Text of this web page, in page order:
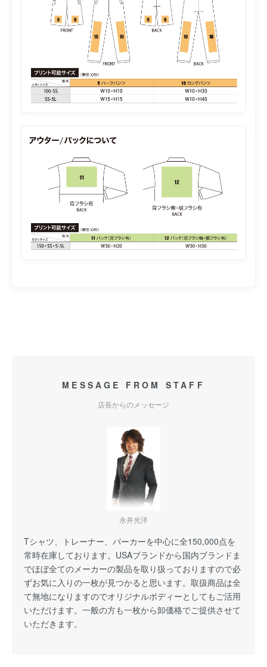
MESSAGE FROM STAFF
店長からのメッセージ
永井光洋
Tシャツ、トレーナー、パーカーを中心に全150,000点を
常時在庫しております。USAブランドから国内ブランドま
でほぼ全てのメーカーの製品を取り扱っておりますので必
ずお気に入りの一枚が見つかると思います。取扱商品は全
て無地になりますのでオリジナルボディーとしてもご活用
いただけます。一般の方も一枚から卸価格でご提供させて
いただきます。